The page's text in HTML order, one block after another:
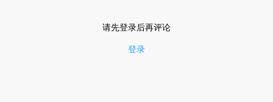
请先登录后再评论
登录